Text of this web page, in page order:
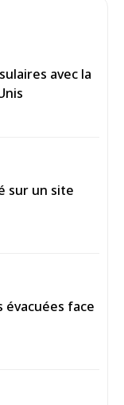
avec la
sur un site
évacuées face